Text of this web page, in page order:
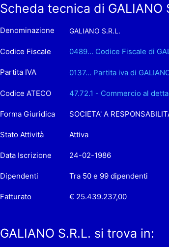
Scheda tecnica di GALIANO
Denominazione GALIANO S.R.L.
Codice Fiscale 0489... Codice Fiscale di
Partita IVA 0137... Partita iva di
Codice ATECO 47.72.1 - Commercio al
Forma Giuridica SOCIETA' A
Stato Attività Attiva
Data Iscrizione 24-02-1986
Dipendenti Tra 50 e 99 dipendenti
Fatturato € 25.439.237,00
GALIANO S.R.L. si trova in: